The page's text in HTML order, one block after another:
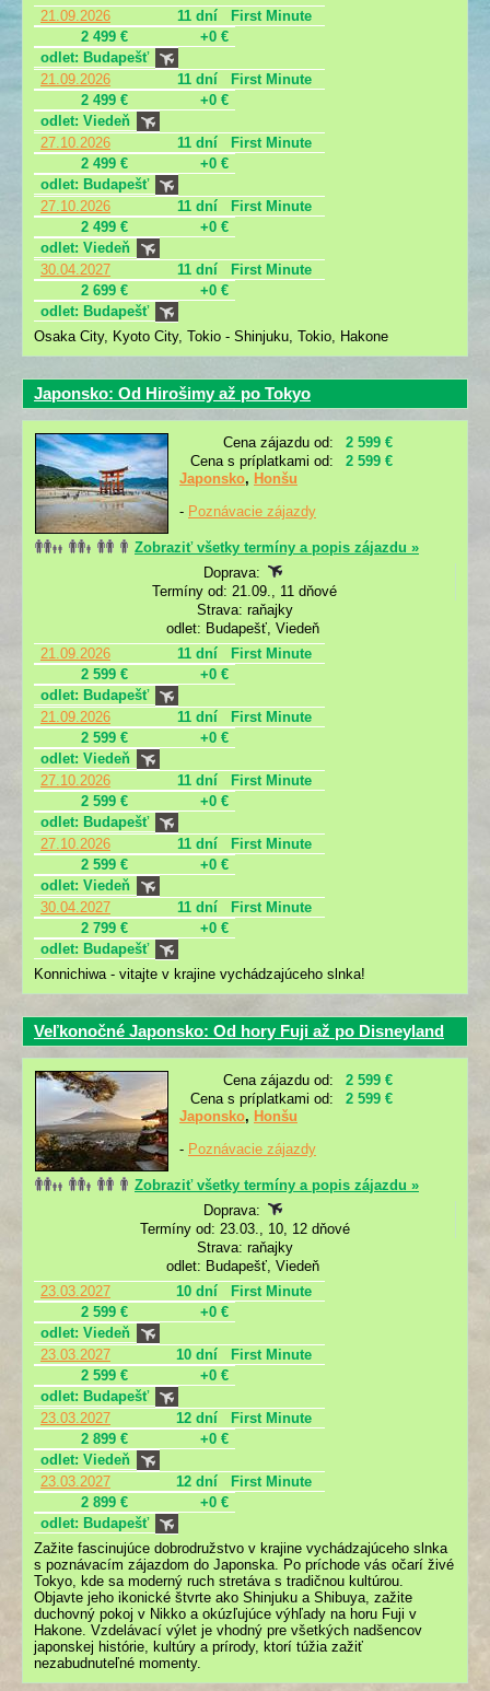
21.09.2026
11 dní
First Minute
2 499 €
+0 €
odlet: Budapešť
21.09.2026
11 dní
First Minute
2 499 €
+0 €
odlet: Viedeň
27.10.2026
11 dní
First Minute
2 499 €
+0 €
odlet: Budapešť
27.10.2026
11 dní
First Minute
2 499 €
+0 €
odlet: Viedeň
30.04.2027
11 dní
First Minute
2 699 €
+0 €
odlet: Budapešť
Osaka City, Kyoto City, Tokio - Shinjuku, Tokio, Hakone
Japonsko: Od Hirošimy až po Tokyo
Cena zájazdu od:
2 599 €
Cena s príplatkami od:
2 599 €
Japonsko, Honšu
- Poznávacie zájazdy
Zobraziť všetky termíny a popis zájazdu »
Doprava:
Termíny od: 21.09., 11 dňové
Strava: raňajky
odlet: Budapešť, Viedeň
21.09.2026
11 dní
First Minute
2 599 €
+0 €
odlet: Budapešť
21.09.2026
11 dní
First Minute
2 599 €
+0 €
odlet: Viedeň
27.10.2026
11 dní
First Minute
2 599 €
+0 €
odlet: Budapešť
27.10.2026
11 dní
First Minute
2 599 €
+0 €
odlet: Viedeň
30.04.2027
11 dní
First Minute
2 799 €
+0 €
odlet: Budapešť
Konnichiwa - vitajte v krajine vychádzajúceho slnka!
Veľkonočné Japonsko: Od hory Fuji až po Disneyland
Cena zájazdu od:
2 599 €
Cena s príplatkami od:
2 599 €
Japonsko, Honšu
- Poznávacie zájazdy
Zobraziť všetky termíny a popis zájazdu »
Doprava:
Termíny od: 23.03., 10, 12 dňové
Strava: raňajky
odlet: Budapešť, Viedeň
23.03.2027
10 dní
First Minute
2 599 €
+0 €
odlet: Viedeň
23.03.2027
10 dní
First Minute
2 599 €
+0 €
odlet: Budapešť
23.03.2027
12 dní
First Minute
2 899 €
+0 €
odlet: Viedeň
23.03.2027
12 dní
First Minute
2 899 €
+0 €
odlet: Budapešť
Zažite fascinujúce dobrodružstvo v krajine vychádzajúceho slnka
s poznávacím zájazdom do Japonska. Po príchode vás očarí živé
Tokyo, kde sa moderný ruch stretáva s tradičnou kultúrou.
Objavte jeho ikonické štvrte ako Shinjuku a Shibuya, zažite
duchovný pokoj v Nikko a okúzľujúce výhľady na horu Fuji v
Hakone. Vzdelávací výlet je vhodný pre všetkých nadšencov
japonskej histórie, kultúry a prírody, ktorí túžia zažiť
nezabudnuteľné momenty.